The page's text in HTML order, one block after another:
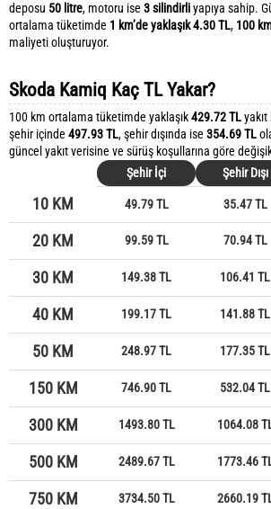
deposu 50 litre, motoru ise 3 silindirliyapıya sahip.
ortalama tüketimde 1 km’de yaklaşık 4.30 TL, 100
maliyeti oluşturuyor.
Skoda Kamiq Kaç TL Yakar?
100 km ortalama tüketimde yaklaşık429.72 TL
şehir içinde 497.93 TL, şehir dışında ise 354.69 TL
güncel yakıt verisine ve sürüş koşullarına göre
Şehir İçi
Şehir Dışı
10 KM 49.79 TL 35.47 TL
20 KM 99.59 TL 70.94 TL
30 KM 149.38 TL 106.41 TL
40 KM 199.17 TL 141.88 TL
50 KM 248.97 TL 177.35 TL
150 KM 746.90 TL 532.04 TL
300 KM 1493.80 TL 1064.08
500 KM 2489.67 TL 1773.46
750 KM 3734.50 TL 2660.19